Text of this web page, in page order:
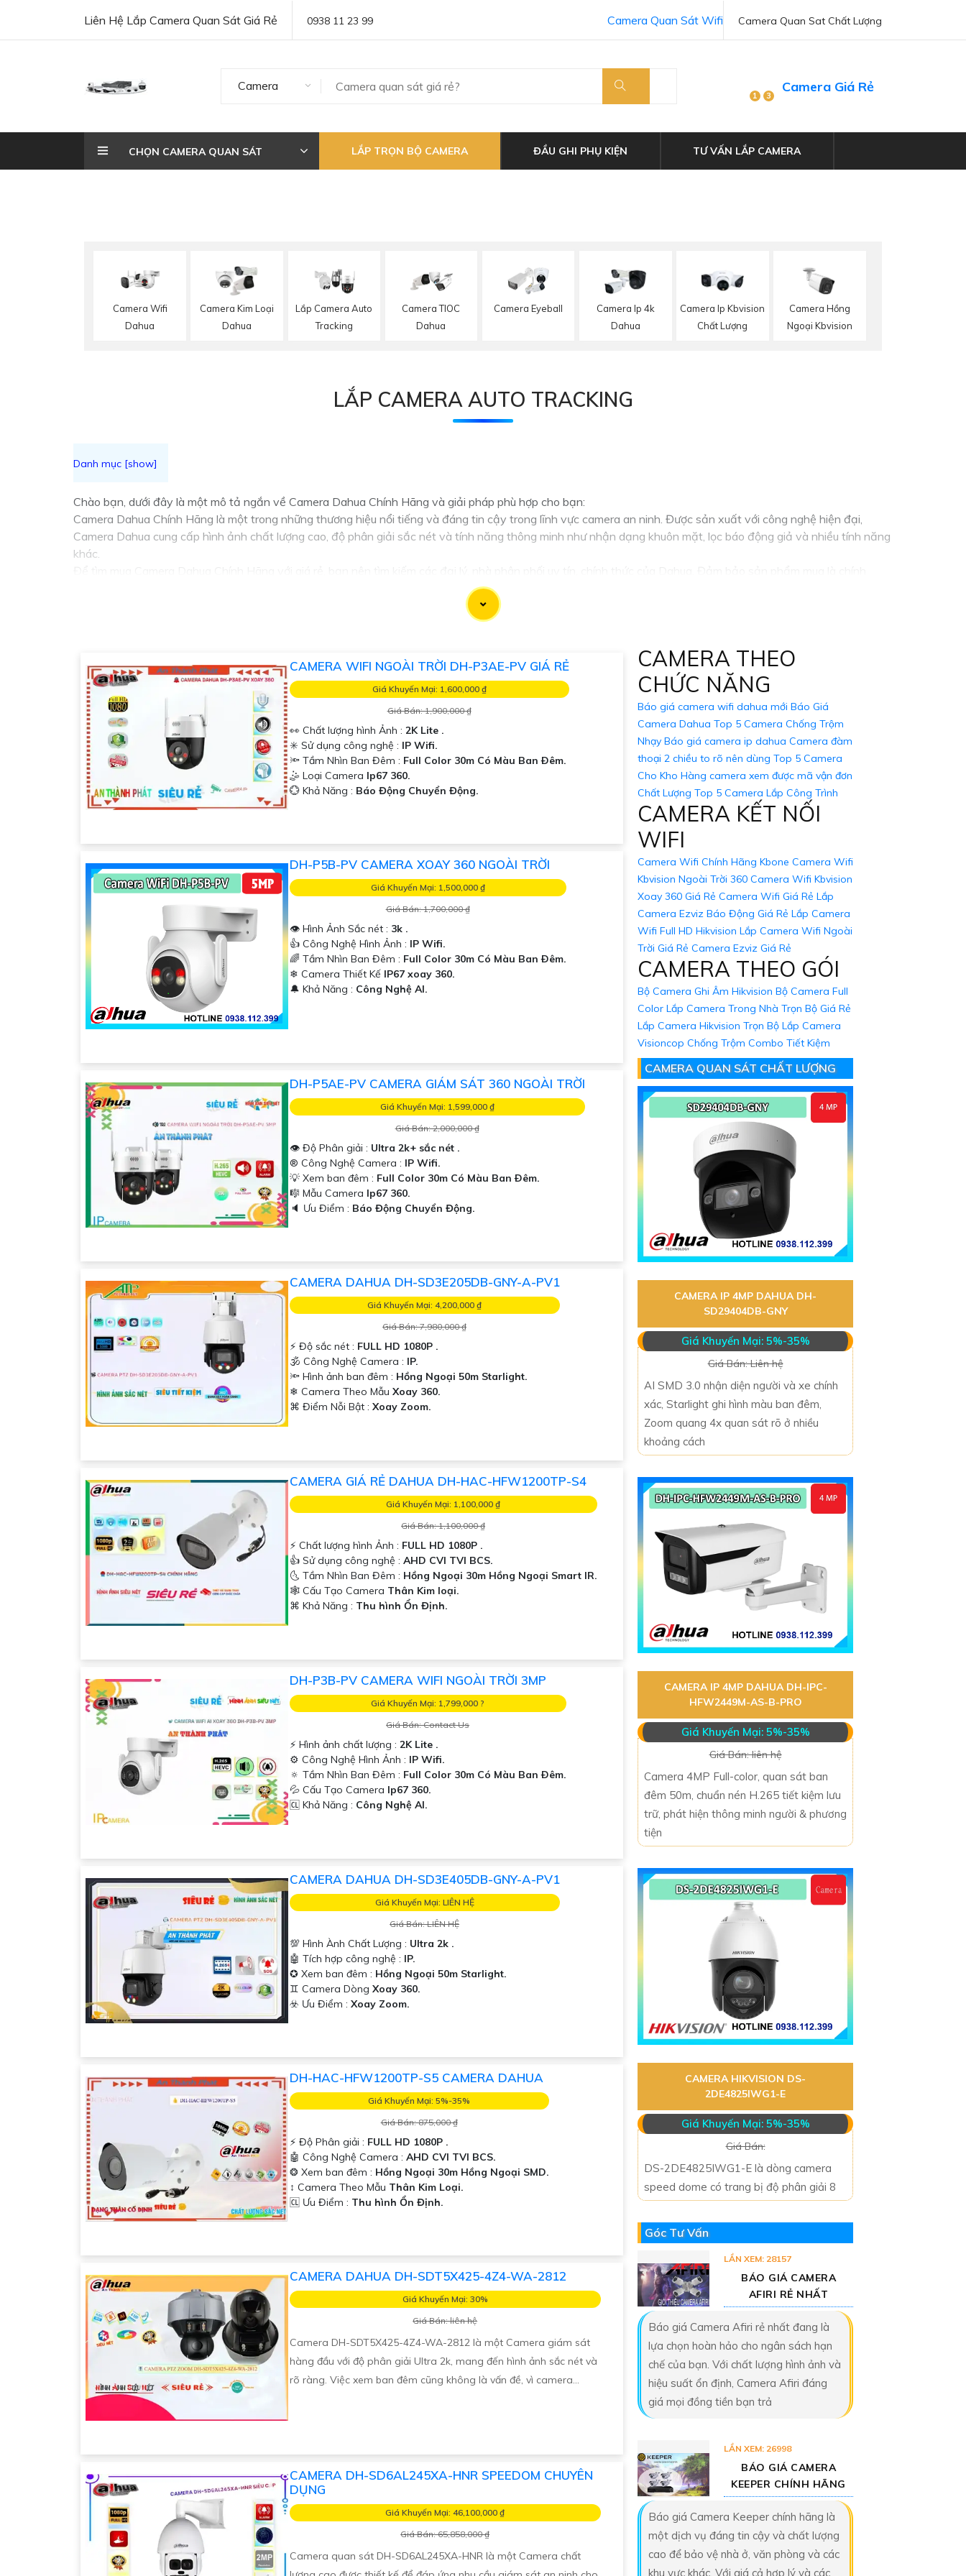
Liên Hệ Lắp Camera Quan Sát Giá Rẻ 0938 11 23 99 Camera Quan Sat Chất Lượng
Camera Quan Sát Wifi
Camera
1 3
Camera Giá Rẻ
CHỌN CAMERA QUAN SÁT LẮP TRỌN BỘ CAMERA ĐẦU GHI PHỤ KIỆN TƯ VẤN LẮP CAMERA
Camera Wifi
Dahua
Camera Kim Loại
Dahua
Lắp Camera Auto
Tracking
Camera TIOC
Dahua
Camera Eyeball
Camera Ip 4k
Dahua
Camera Ip Kbvision
Chất Lượng
Camera Hồng
Ngoại Kbvision
LẮP CAMERA AUTO TRACKING
Chào bạn, dưới đây là một mô tả ngắn về Camera Dahua Chính Hãng và giải pháp phù hợp cho bạn:
Camera Dahua Chính Hãng là một trong những thương hiệu nổi tiếng và đáng tin cậy trong lĩnh vực camera an ninh. Được sản xuất với công nghệ hiện đại,
Camera Dahua cung cấp hình ảnh chất lượng cao, độ phân giải sắc nét và tính năng thông minh như nhận dạng khuôn mặt, lọc báo động giả và nhiều tính năng
khác.
Để lựa chọn giải pháp phù hợp, quan trọng bạn cần xác định mục đích sử dụng camera, khu vực lắp đặt, số lượng camera cần thiết và tính năng cần có như ghi
âm, xoay, zoom, cảnh báo... Với những yếu tố này, bạn có thể tham khảo ý kiến của chuyên gia hoặc tư vấn viên để chọn lựa được giải pháp tốt nhất cho nhu
Chúc bạn thành công trong việc tìm hiểu và lựa chọn Camera Dahua Chính Hãng giá rẻ và giải pháp phù hợp cho mình. Nếu cần thêm thông tin hoặc hỗ trợ, hãy
để lại câu hỏi để mình giúp bạn nhé!
CAMERA WIFI NGOÀI TRỜI DH-P3AE-PV GIÁ RẺ
Giá Khuyến Mại: 1,600,000 ₫
Giá Bán: 1,900,000 ₫
️
👀 Chất lượng hình Ảnh : 2K Lite .
✳️ Sử dụng công nghệ : IP Wifi.
🔦 Tầm Nhìn Ban Đêm : Full Color 30m Có Màu Ban Ðêm.
🤹 Loại Camera Ip67 360.
️💮 Khả Năng : Báo Động Chuyển Động.
DH-P5B-PV CAMERA XOAY 360 NGOÀI TRỜI
Giá Khuyến Mại: 1,500,000 ₫
Giá Bán: 1,700,000 ₫
👁 Hình Ảnh Sắc nét : 3k .
👍 Công Nghệ Hình Ảnh : IP Wifi.
🌈 Tầm Nhìn Ban Đêm : Full Color 30m Có Màu Ban Ðêm.
❄ Camera Thiết Kế IP67 xoay 360.
️🔔 Khả Năng : Công Nghệ AI.
DH-P5AE-PV CAMERA GIÁM SÁT 360 NGOÀI TRỜI
Giá Khuyến Mại: 1,599,000 ₫
Giá Bán: 2,000,000 ₫
👁 Độ Phân giải : Ultra 2k+ sắc nét .
®️ Công Nghệ Camera : IP Wifi.
💡 Xem ban đêm : Full Color 30m Có Màu Ban Ðêm.
🎼️ Mẫu Camera Ip67 360.
️🔈 Ưu Điểm : Báo Động Chuyển Động.
CAMERA DAHUA DH-SD3E205DB-GNY-A-PV1
Giá Khuyến Mại: 4,200,000 ₫
Giá Bán: 7,980,000 ₫
️⚡ Độ sắc nét : FULL HD 1080P .
🕉️ Công Nghệ Camera : IP.
🔦 Hình ảnh ban đêm : Hồng Ngoại 50m Starlight.
❄ Camera Theo Mẫu Xoay 360.
️⌘ Điểm Nỗi Bật : Xoay Zoom.
CAMERA GIÁ RẺ DAHUA DH-HAC-HFW1200TP-S4
Giá Khuyến Mại: 1,100,000 ₫
Giá Bán: 1,100,000 ₫
️⚡ Chất lượng hình Ảnh : FULL HD 1080P .
👍 Sử dụng công nghệ : AHD CVI TVI BCS.
🌜 Tầm Nhìn Ban Đêm : Hồng Ngoại 30m Hồng Ngoại Smart IR.
🕸️ Cấu Tạo Camera Thân Kim loại.
️⌘ Khả Năng : Thu hình Ổn Định.
DH-P3B-PV CAMERA WIFI NGOÀI TRỜI 3MP
Giá Khuyến Mại: 1,799,000 ?
Giá Bán: Contact Us
️⚡ Hình ảnh chất lượng : 2K Lite .
⚙ Công Nghệ Hình Ảnh : IP Wifi.
🔅 Tầm Nhìn Ban Đêm : Full Color 30m Có Màu Ban Ðêm.
💦 Cấu Tạo Camera Ip67 360.
️🆑 Khả Năng : Công Nghệ AI.
CAMERA DAHUA DH-SD3E405DB-GNY-A-PV1
Giá Khuyến Mại: LIÊN HỆ
Giá Bán: LIÊN HỆ
💯 Hình Ành Chất Lượng : Ultra 2k .
🤖️ Tích hợp công nghệ : IP.
✪ Xem ban đêm : Hồng Ngoại 50m Starlight.
♊ Camera Dòng Xoay 360.
️☣️ Ưu Điểm : Xoay Zoom.
DH-HAC-HFW1200TP-S5 CAMERA DAHUA
Giá Khuyến Mại: 5%-35%
Giá Bán: 875,000 ₫
️⚡ Độ Phân giải : FULL HD 1080P .
🤖️ Công Nghệ Camera : AHD CVI TVI BCS.
❂ Xem ban đêm : Hồng Ngoại 30m Hồng Ngoại SMD.
↕️ Camera Theo Mẫu Thân Kim Loại.
️🆑 Ưu Điểm : Thu hình Ổn Định.
CAMERA DAHUA DH-SDT5X425-4Z4-WA-2812
Giá Khuyến Mại: 30%
Giá Bán: liên hệ
Camera DH-SDT5X425-4Z4-WA-2812 là một Camera giám sát
hàng đầu với độ phân giải Ultra 2k, mang đến hình ảnh sắc nét và
rõ ràng. Việc xem ban đêm cũng không là vấn đề, vì camera...
CAMERA DH-SD6AL245XA-HNR SPEEDOM CHUYÊN
DỤNG
Giá Khuyến Mại: 46,100,000 ₫
Giá Bán: 65,858,000 ₫
Camera quan sát DH-SD6AL245XA-HNR là một Camera chất
CAMERA THEO
CHỨC NĂNG
Báo giá camera wifi dahua mới Báo Giá
Camera Dahua Top 5 Camera Chống Trộm
Nhạy Báo giá camera ip dahua Camera đàm
thoại 2 chiều to rõ nên dùng Top 5 Camera
Cho Kho Hàng camera xem được mã vận đơn
Chất Lượng Top 5 Camera Lắp Công Trình
CAMERA KẾT NỐI
WIFI
Camera Wifi Chính Hãng Kbone Camera Wifi
Kbvision Ngoài Trời 360 Camera Wifi Kbvision
Xoay 360 Giá Rẻ Camera Wifi Giá Rẻ Lắp
Camera Ezviz Báo Động Giá Rẻ Lắp Camera
Wifi Full HD Hikvision Lắp Camera Wifi Ngoài
Trời Giá Rẻ Camera Ezviz Giá Rẻ
CAMERA THEO GÓI
Bộ Camera Ghi Âm Hikvision Bộ Camera Full
Color Lắp Camera Trong Nhà Trọn Bộ Giá Rẻ
Lắp Camera Hikvision Trọn Bộ Lắp Camera
Visioncop Chống Trộm Combo Tiết Kiệm
CAMERA QUAN SÁT CHẤT LƯỢNG
CAMERA IP 4MP DAHUA DH-
SD29404DB-GNY
Giá Khuyến Mại: 5%-35%
Giá Bán: Liên hệ
AI SMD 3.0 nhận diện người và xe chính
xác, Starlight ghi hình màu ban đêm,
Zoom quang 4x quan sát rõ ở nhiều
khoảng cách
CAMERA IP 4MP DAHUA DH-IPC-
HFW2449M-AS-B-PRO
Giá Khuyến Mại: 5%-35%
Giá Bán: liên hệ
Camera 4MP Full-color, quan sát ban
đêm 50m, chuẩn nén H.265 tiết kiệm lưu
trữ, phát hiện thông minh người & phương
tiện
CAMERA HIKVISION DS-
2DE4825IWG1-E
Giá Khuyến Mại: 5%-35%
Giá Bán:
DS-2DE4825IWG1-E là dòng camera
speed dome có trang bị độ phân giải 8
Góc Tư Vấn
LẦN XEM: 28157
BÁO GIÁ CAMERA
AFIRI RẺ NHẤT
Báo giá Camera Afiri rẻ nhất đang là
lựa chọn hoàn hảo cho ngân sách hạn
chế của bạn. Với chất lượng hình ảnh và
hiệu suất ổn định, Camera Afiri đáng
giá mọi đồng tiền bạn trả
LẦN XEM: 26998
BÁO GIÁ CAMERA
KEEPER CHÍNH HÃNG
Báo giá Camera Keeper chính hãng là
một dịch vụ đáng tin cậy và chất lượng
cao để bảo vệ nhà ở, văn phòng và các
khu vực khác. Với giá cả hợp lý và các